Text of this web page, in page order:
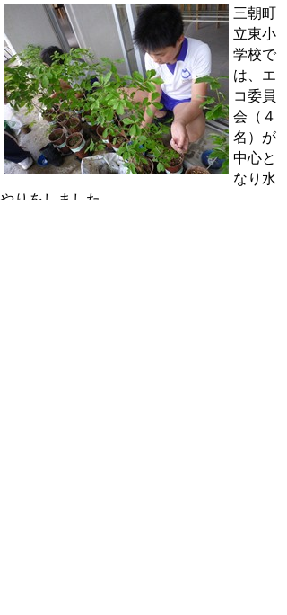
三朝町
立東小
学校で
は、エ
コ委員
会（４
名）が
中心と
なり水
やりをしました。